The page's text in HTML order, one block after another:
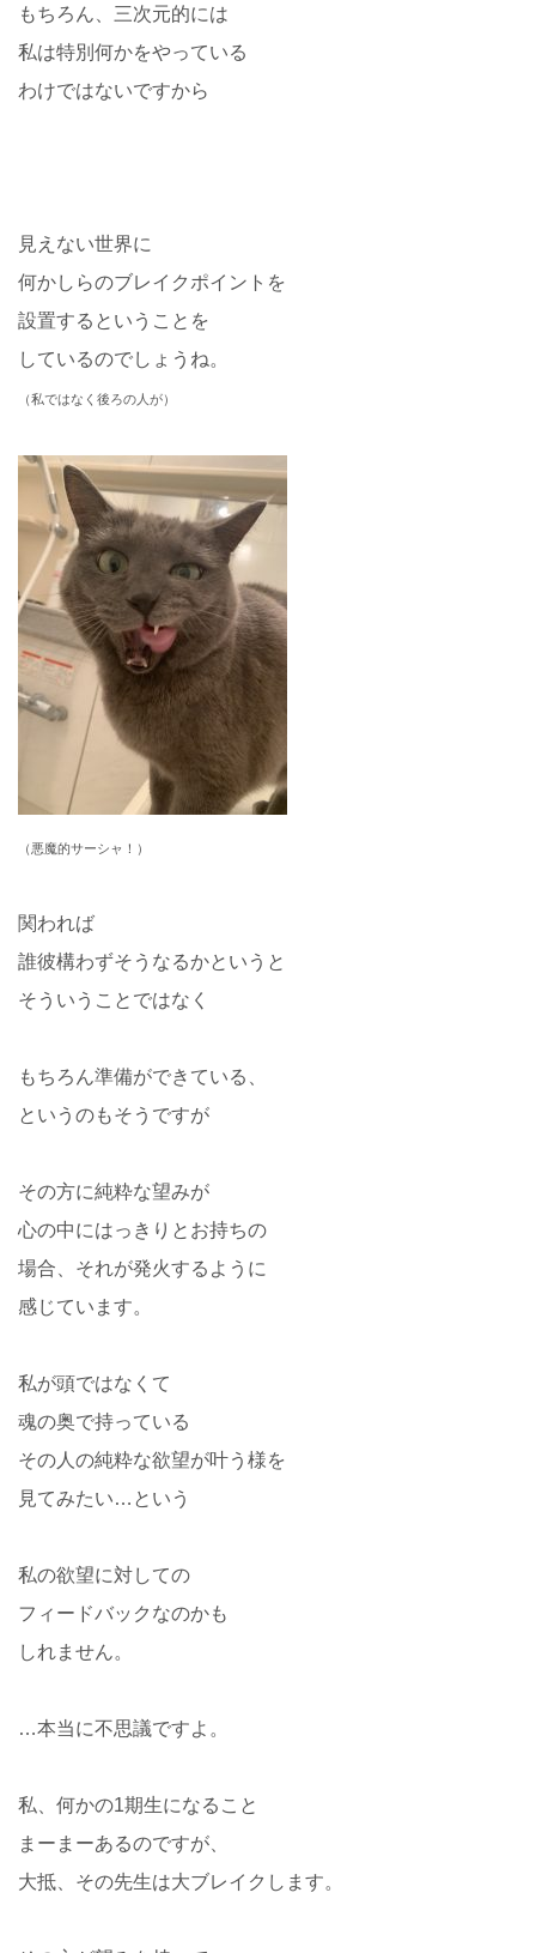
もちろん、三次元的には
私は特別何かをやっている
わけではないですから
見えない世界に
何かしらのブレイクポイントを
設置するということを
しているのでしょうね。
（私ではなく後ろの人が）
（悪魔的サーシャ！）
関われば
誰彼構わずそうなるかというと
そういうことではなく
もちろん準備ができている、
というのもそうですが
その方に純粋な望みが
心の中にはっきりとお持ちの
場合、それが発火するように
感じています。
私が頭ではなくて
魂の奥で持っている
その人の純粋な欲望が叶う様を
見てみたい…という
私の欲望に対しての
フィードバックなのかも
しれません。
…本当に不思議ですよ。
私、何かの1期生になること
まーまーあるのですが、
大抵、その先生は大ブレイクします。